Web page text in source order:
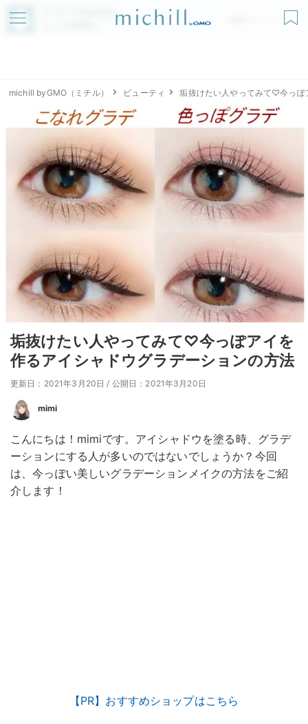
アプリでmichillが
無料ダウンロード
michill byGMO（ミチル） ビューティ 垢抜けたい人やってみて♡今っぽ
垢抜けたい人やってみて♡今っぽアイを
作るアイシャドウグラデーションの方法
更新日：2021年3月20日 / 公開日：2021年3月20日
mimi
こんにちは！mimiです。アイシャドウを塗る時、グラデ
ーションにする人が多いのではないでしょうか？今回
は、今っぽい美しいグラデーションメイクの方法をご紹
介します！
【PR】おすすめショップはこちら